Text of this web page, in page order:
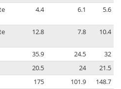
4.4 6.1 5.6
12.8 7.8 10.4
35.9 24.5
32
20.5 24
21.5
175 101.9
148.7